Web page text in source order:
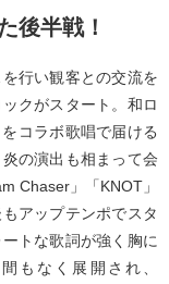
後半戦！
行い観客との交流を
クがスタート。和ロ
コラボ歌唱で届ける
の演出も相まって会
Chaser」「KNOT」
アップテンポでスタ
トな歌詞が強く胸に
もなく展開され、